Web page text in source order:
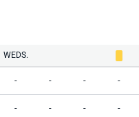
WEDS.
- - - -
- - - -